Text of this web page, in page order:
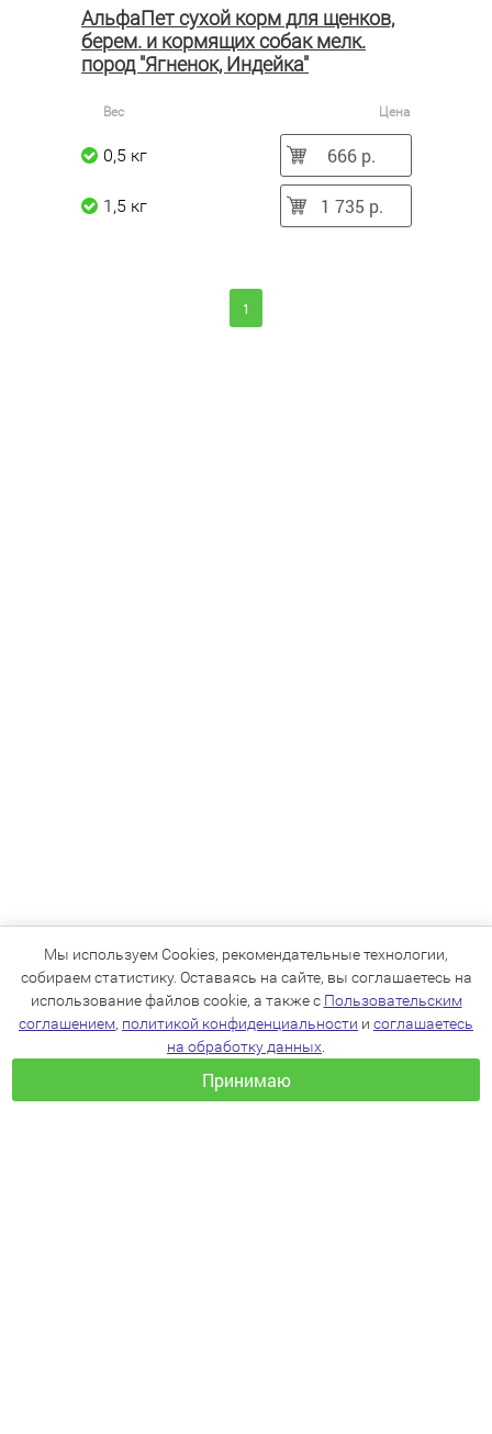
АльфаПет сухой корм для щенков,
берем. и кормящих собак мелк.
пород "Ягненок, Индейка"
Вес Цена
0,5 кг 666 р.
1,5 кг 1 735 р.
1
Мы используем Cookies, рекомендательные технологии,
собираем статистику. Оставаясь на сайте, вы соглашаетесь на
использование файлов cookie, а также с Пользовательским
соглашением, политикой конфиденциальности и соглашаетесь
на обработку данных
Принимаю